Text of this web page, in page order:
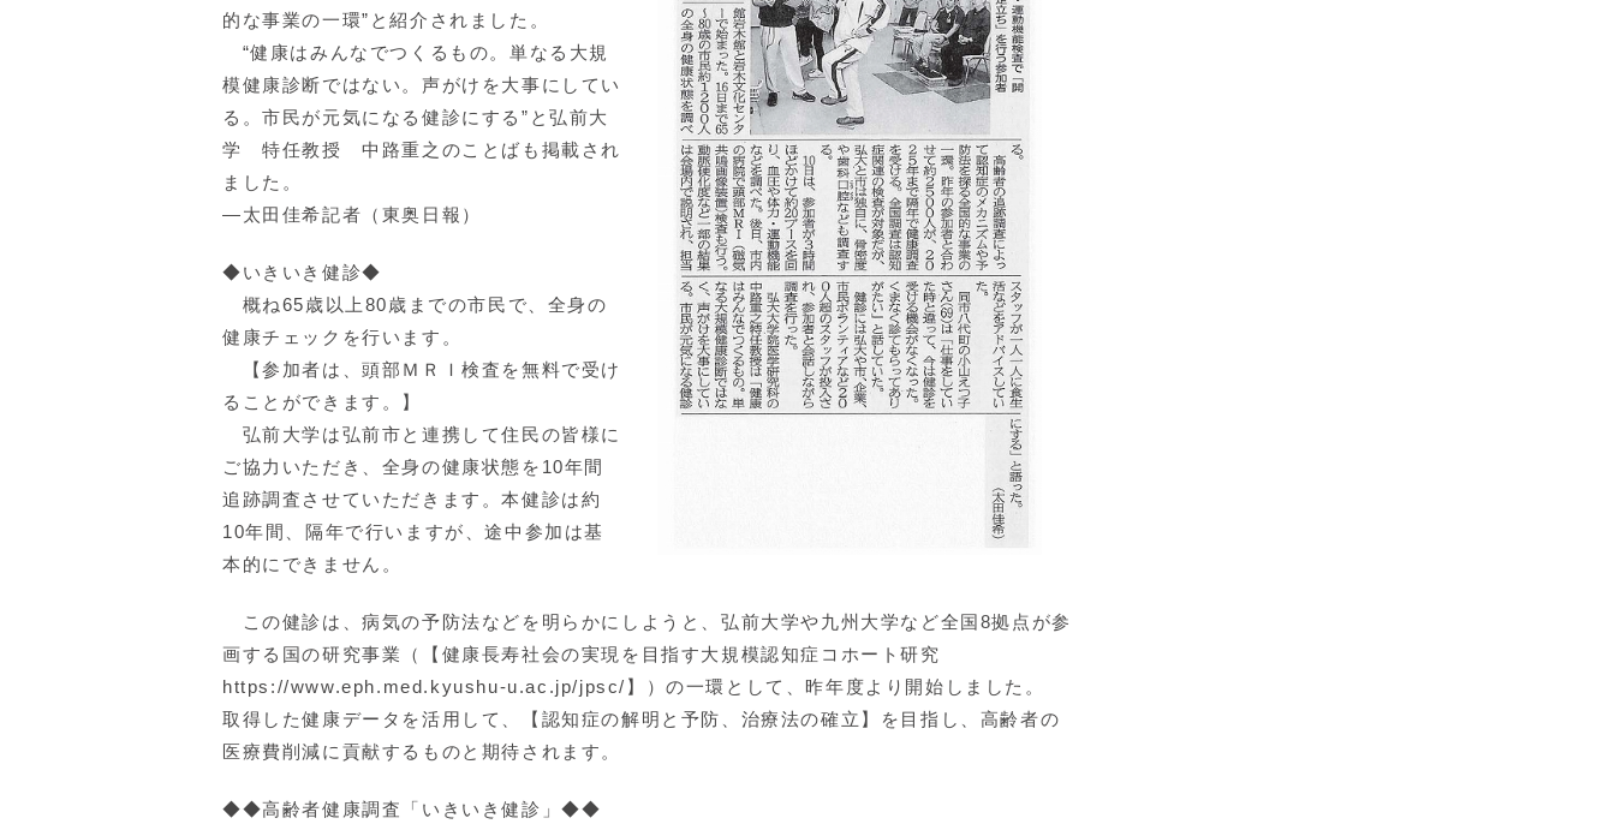
的な事業の一環”と紹介されました。
“健康はみんなでつくるもの。単なる大規
模健康診断ではない。声がけを大事にしてい
る。市民が元気になる健診にする”と弘前大
学 特任教授 中路重之のことばも掲載され
ました。
―太田佳希記者（東奥日報）
◆いきいき健診◆
概ね65歳以上80歳までの市民で、全身の
健康チェックを行います。
【参加者は、頭部ＭＲＩ検査を無料で受け
ることができます。】
弘前大学は弘前市と連携して住民の皆様に
ご協力いただき、全身の健康状態を10年間
追跡調査させていただきます。本健診は約
10年間、隔年で行いますが、途中参加は基
本的にできません。
この健診は、病気の予防法などを明らかにしようと、弘前大学や九州大学など全国8拠点が参
画する国の研究事業（【健康長寿社会の実現を目指す大規模認知症コホート研究
https://www.eph.med.kyushu-u.ac.jp/jpsc/】）の一環として、昨年度より開始しました。
取得した健康データを活用して、【認知症の解明と予防、治療法の確立】を目指し、高齢者の
医療費削減に貢献するものと期待されます。
◆◆高齢者健康調査「いきいき健診」◆◆